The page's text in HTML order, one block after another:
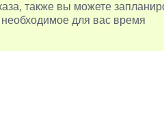
также вы можете
необходимое для вас время